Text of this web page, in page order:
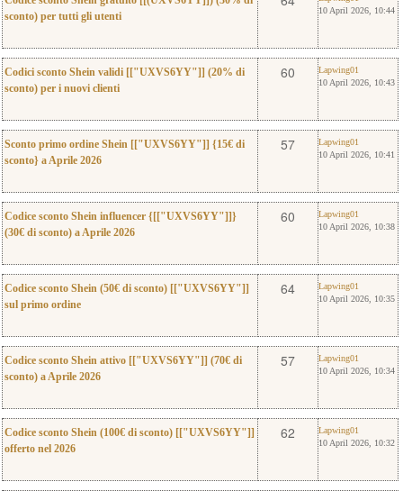
sconto) per tutti gli utenti
10 April 2026, 10:44
Codici sconto Shein validi [["UXVS6YY"]] (20% di
sconto) per i nuovi clienti
Lapwing01
60
Lapwing01
10 April 2026, 10:43
Sconto primo ordine Shein [["UXVS6YY"]] {15€ di
sconto} a Aprile 2026
Lapwing01
57
Lapwing01
10 April 2026, 10:41
Codice sconto Shein influencer {[["UXVS6YY"]]}
(30€ di sconto) a Aprile 2026
Lapwing01
60
Lapwing01
10 April 2026, 10:38
Codice sconto Shein (50€ di sconto) [["UXVS6YY"]]
sul primo ordine
Lapwing01
64
Lapwing01
10 April 2026, 10:35
Codice sconto Shein attivo [["UXVS6YY"]] (70€ di
sconto) a Aprile 2026
Lapwing01
57
Lapwing01
10 April 2026, 10:34
Codice sconto Shein (100€ di sconto) [["UXVS6YY"]]
offerto nel 2026
Lapwing01
62
Lapwing01
10 April 2026, 10:32